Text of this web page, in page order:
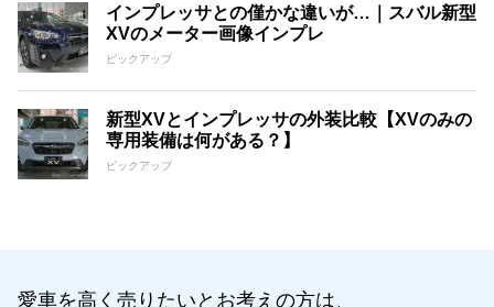
インプレッサとの僅かな違いが…｜スバル新型
XVのメーター画像インプレ
ピックアップ
新型XVとインプレッサの外装比較【XVのみの
専用装備は何がある？】
ピックアップ
愛車を高く売りたいとお考えの方は、